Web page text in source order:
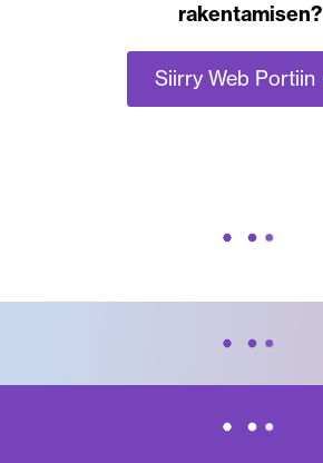
rakentamisen?
Siirry Web Portiin